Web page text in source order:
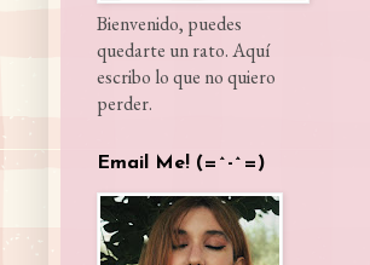
Bienvenido, puedes
quedarte un rato. Aquí
escribo lo que no quiero
perder.
Email Me! (=^-^=)